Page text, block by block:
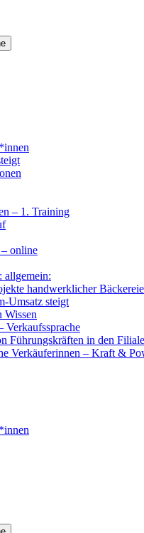
– 1. Training
online
allgemein:
handwerklicher
Umsatz steigt
Wissen
Verkaufssprache
Führungskräften in den
Verkäuferinnen – Kraft &